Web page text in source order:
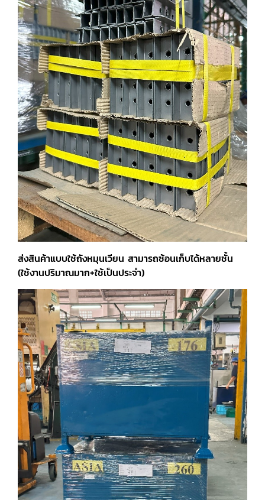
ส่งสินค้าแบบใช้ถังหมุนเวียน สามารถซ้อนเก็บได้หลายชั้น
(ใช้งานปริมาณมาก+ใช้เป็นประจำ)